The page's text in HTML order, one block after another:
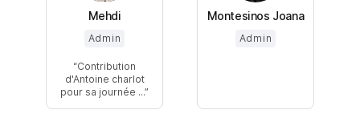
Mehdi
Admin
Contribution
d'Antoine charlot
pour sa journée ...
Montesinos Joana
Admin